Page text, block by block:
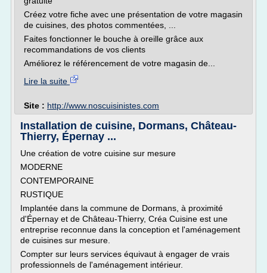
Créez votre fiche avec une présentation de votre magasin
de cuisines, des photos commentées, ...
Faites fonctionner le bouche à oreille grâce aux
recommandations de vos clients
Améliorez le référencement de votre magasin de...
Lire la suite
Site : http://www.noscuisinistes.com
Installation de cuisine, Dormans, Château-
Thierry, Épernay ...
Une création de votre cuisine sur mesure
MODERNE
CONTEMPORAINE
RUSTIQUE
Implantée dans la commune de Dormans, à proximité
d'Épernay et de Château-Thierry, Créa Cuisine est une
entreprise reconnue dans la conception et l'aménagement
de cuisines sur mesure.
Compter sur leurs services équivaut à engager de vrais
professionnels de l'aménagement intérieur.